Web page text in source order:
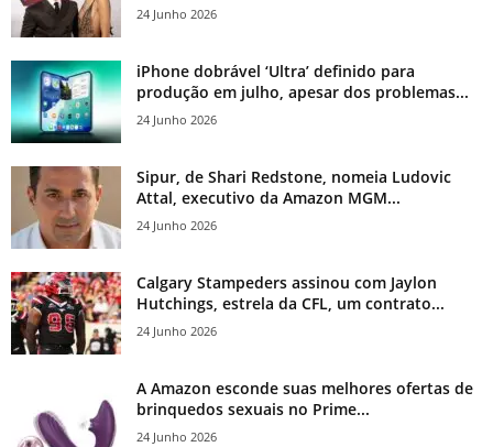
24 Junho 2026
iPhone dobrável ‘Ultra’ definido para
produção em julho, apesar dos problemas...
24 Junho 2026
Sipur, de Shari Redstone, nomeia Ludovic
Attal, executivo da Amazon MGM...
24 Junho 2026
Calgary Stampeders assinou com Jaylon
Hutchings, estrela da CFL, um contrato...
24 Junho 2026
A Amazon esconde suas melhores ofertas de
brinquedos sexuais no Prime...
24 Junho 2026